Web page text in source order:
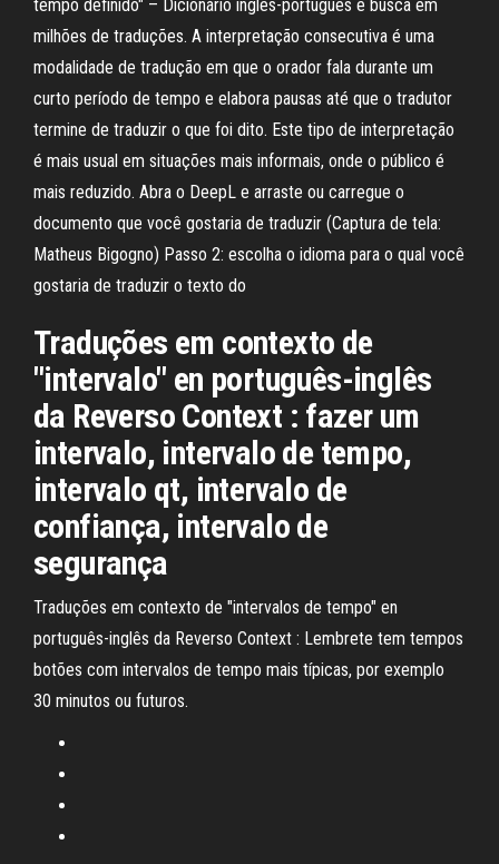
tempo definido" – Dicionário inglês-português e busca em
milhões de traduções. A interpretação consecutiva é uma
modalidade de tradução em que o orador fala durante um
curto período de tempo e elabora pausas até que o tradutor
termine de traduzir o que foi dito. Este tipo de interpretação
é mais usual em situações mais informais, onde o público é
mais reduzido. Abra o DeepL e arraste ou carregue o
documento que você gostaria de traduzir (Captura de tela:
Matheus Bigogno) Passo 2: escolha o idioma para o qual você
gostaria de traduzir o texto do
Traduções em contexto de
"intervalo" en português-inglês
da Reverso Context : fazer um
intervalo, intervalo de tempo,
intervalo qt, intervalo de
confiança, intervalo de
segurança
Traduções em contexto de "intervalos de tempo" en
português-inglês da Reverso Context : Lembrete tem tempos
botões com intervalos de tempo mais típicas, por exemplo
30 minutos ou futuros.